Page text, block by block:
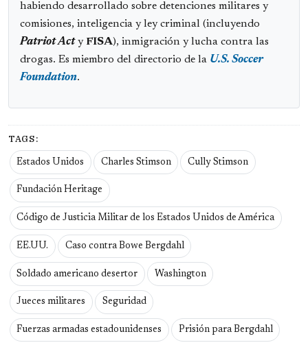
habiendo desarrollado sobre detenciones militares y
comisiones, inteligencia y ley criminal (incluyendo
Patriot Acty FISA), inmigración y lucha contra las
drogas. Es miembro del directorio de la U.S. Soccer
Foundation.
TAGS:
Estados Unidos Charles Stimson Cully Stimson
Fundación Heritage
Código de Justicia Militar de los Estados Unidos de América
EE.UU. Caso contra Bowe Bergdahl
Soldado americano desertor Washington
Jueces militares Seguridad
Fuerzas armadas estadounidenses Prisión para Bergdahl